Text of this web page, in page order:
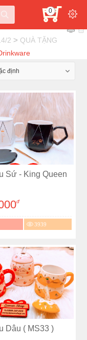
0
2 > QUÀ TẶNG
định
Sứ - King Queen
đ
3939
Dâu ( MS33 )